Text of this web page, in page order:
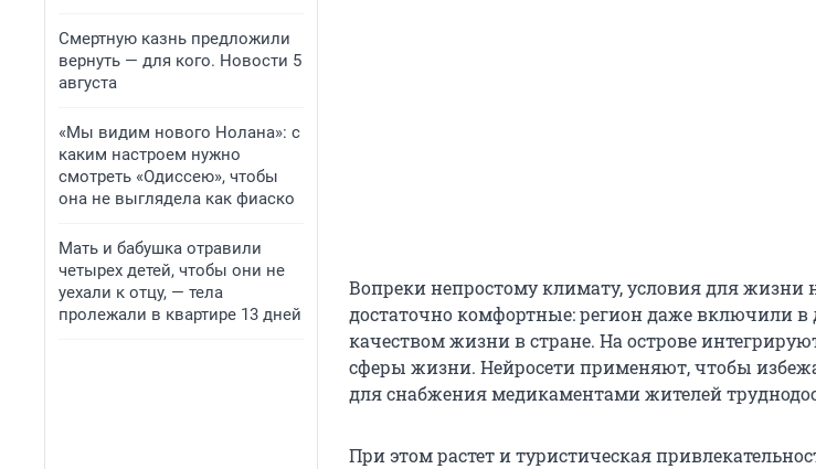
Смертную казнь предложили
вернуть — для кого. Новости 5
августа
«Мы видим нового Нолана»: с
каким настроем нужно
смотреть «Одиссею», чтобы
она не выглядела как фиаско
Мать и бабушка отравили
четырех детей, чтобы они не
уехали к отцу, — тела
пролежали в квартире 13 дней
Вопреки непростому климату, условия для жизни
достаточно комфортные: регион даже включили
качеством жизни в стране. На острове
сферы жизни. Нейросети применяют, чтобы
для снабжения медикаментами жителей
При этом растет и туристическая